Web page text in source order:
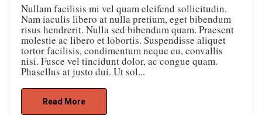
Nullam facilisis mi vel quam eleifend sollicitudin.
Nam iaculis libero at nulla pretium, eget bibendum
risus hendrerit. Nulla sed bibendum quam. Praesent
molestie ac libero et lobortis. Suspendisse aliquet
tortor facilisis, condimentum neque eu, convallis
nisi. Fusce vel tincidunt dolor, ac congue quam.
Phasellus at justo dui. Ut sol...
Read More